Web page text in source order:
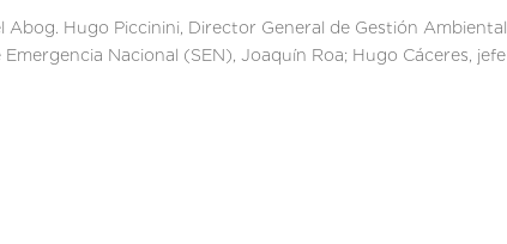
Hugo Piccinini, Director General de Gestión
Nacional (SEN), Joaquín Roa; Hugo Cáceres,